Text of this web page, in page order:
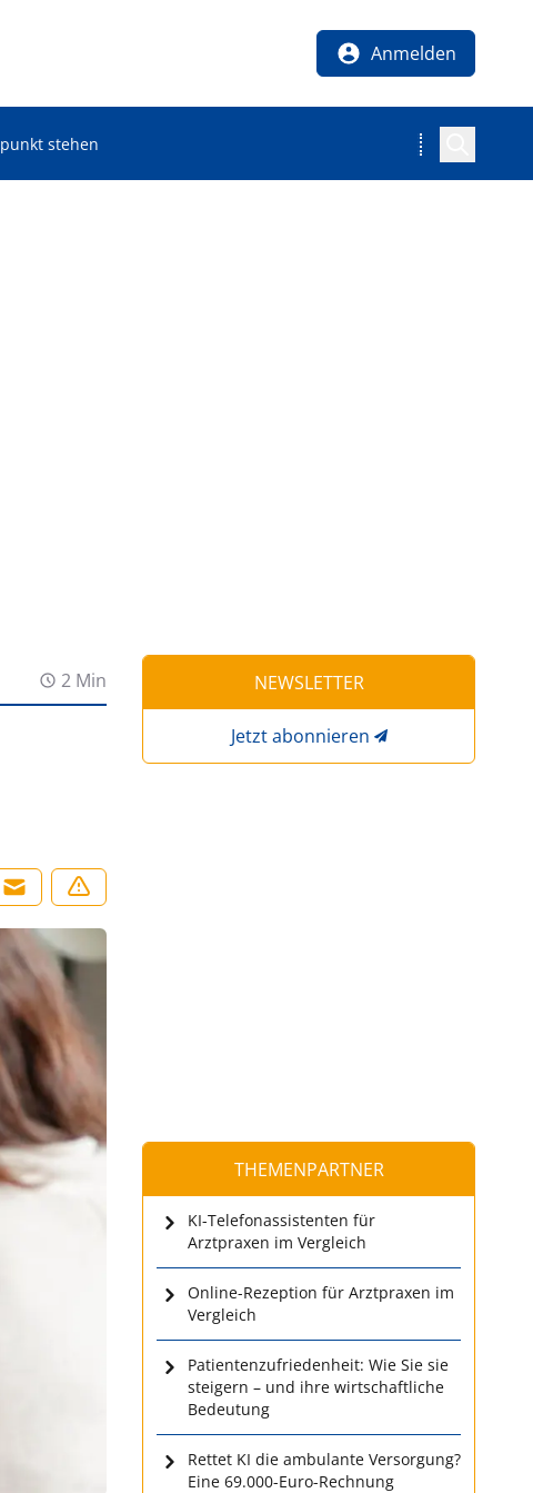
Anmelden
stehen
2 Min NEWSLETTER
Jetzt abonnieren
THEMENPARTNER
KI-Telefonassistenten für
Arztpraxen im Vergleich
Online-Rezeption für Arztpraxen im
Vergleich
Patientenzufriedenheit: Wie Sie sie
steigern – und ihre wirtschaftliche
Bedeutung
Rettet KI die ambulante Versorgung?
Eine 69.000-Euro-Rechnung